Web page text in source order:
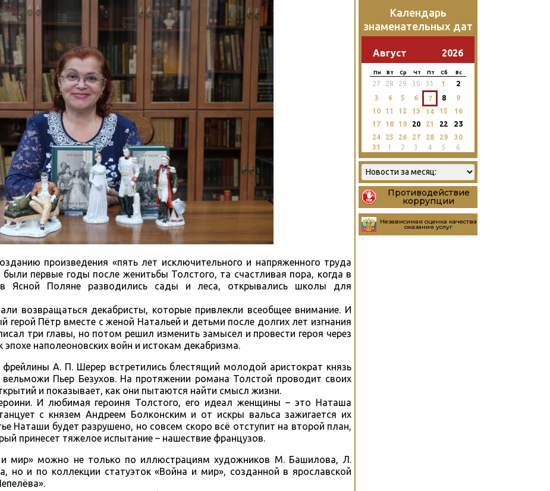
произведения «пять лет исключительного и напряженного труда
первые годы после женитьбы Толстого, та счастливая пора, когда в
Ясной Поляне разводились сады и леса, открывались школы для
возвращаться декабристы, которые привлекли всеобщее внимание. И
герой Пётр вместе с женой Натальей и детьми после долгих лет изгнания
три главы, но потом решил изменить замысел и провести героя через
эпохе наполеоновских войн и истокам декабризма.
А. П. Шерер встретились блестящий молодой аристократ князь
Пьер Безухов. На протяжении романа Толстой проводит своих
и показывает, как они пытаются найти смысл жизни.
И любимая героиня Толстого, его идеал женщины – это Наташа
с князем Андреем Болконским и от искры вальса зажигается их
Наташи будет разрушено, но совсем скоро всё отступит на второй план,
принесет тяжелое испытание – нашествие французов.
и мир» можно не только по иллюстрациям художников М. Башилова, Л.
но и по коллекции статуэток «Война и мир», созданной в ярославской
Календарь
знаменательных дат
Август 2026
Пн Вт Ср Чт Пт Сб Вс
27 28 29 30 31 1 2
3 4 5 6 7 8
9
10
11 12 13 14 15
16
17
18 19 20 21 22 23
24 25 26 27 28 29
30
31
1 2 3 4 5 6
Противодействие
коррупции
Независимая оценка качества
оказания услуг